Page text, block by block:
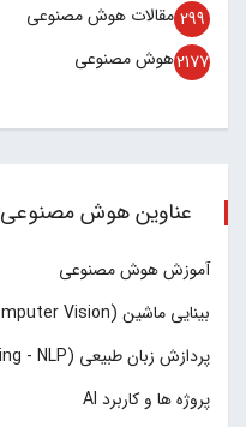
مقالات هوش مصنوعی 299
هوش مصنوعی2177
عناوین هوش مصنوعی
آموزش هوش مصنوعی
بینایی ماشین (Computer Vision)
پردازش زبان طبیعی (Natural Language Processing - NLP)
پروژه ها و کاربرد AI